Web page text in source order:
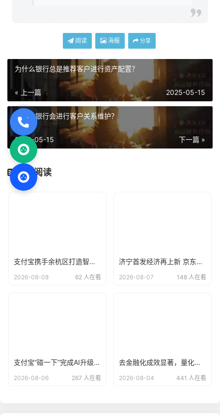
阅读 海报 分享
为什么银行总是推荐客户进行资产配置？
« 上一篇 2025-05-15
为什么银行会进行客户关系维护？
下一篇 »
2025-05-15
相关阅读
支付宝携手余杭区打造智慧阳光校餐系统，让每一笔校园餐费“晒在阳光下
2026-08-08 62 人在看
济宁首发经济再上新 京东电器自营大店开业
2026-08-07 148 人在看
支付宝“碰一下”完成AI升级，用户已达4亿
2026-08-06 267 人在看
去金融化成效显著，量化派羊小咩告别野蛮生长？
2026-08-04 441 人在看